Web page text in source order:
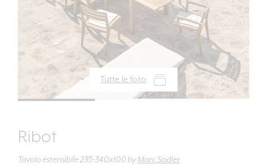
Tutte le foto
Ribot
Tavolo estensibile 235-340x100byMarc Sadler